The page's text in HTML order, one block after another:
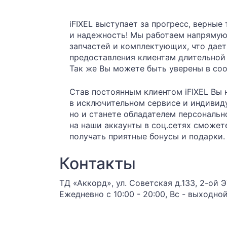
iFIXEL выступает за прогресс,
и надежность! Мы работаем
запчастей и комплектующих, что
предоставления клиентам
Так же Вы можете быть уверены в
Став постоянным клиентом iFIXEL Вы
в исключительном сервисе и
но и станете обладателем
на наши аккаунты в соц.сетях
получать приятные бонусы и подарки.
Контакты
ТД «Аккорд», ул. Советская д.133, 2-ой
Ежедневно с 10:00 - 20:00, Вс -